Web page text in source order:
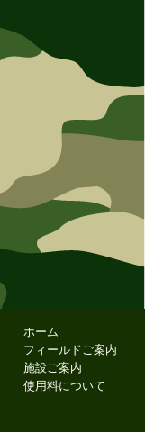
ホーム
フィールドご案内
施設ご案内
使用料について